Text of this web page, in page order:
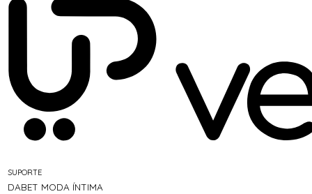
SUPORTE
DABET MODA ÍNTIMA